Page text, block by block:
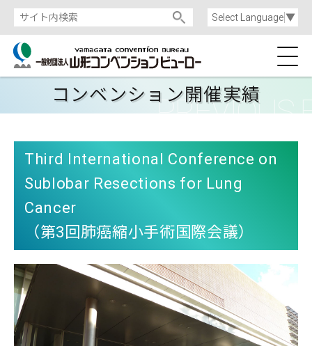
Select Language▼
コンベンション開催実績
Third International Conference on
Sublobar Resections for Lung
Cancer
（第3回肺癌縮小手術国際会議）